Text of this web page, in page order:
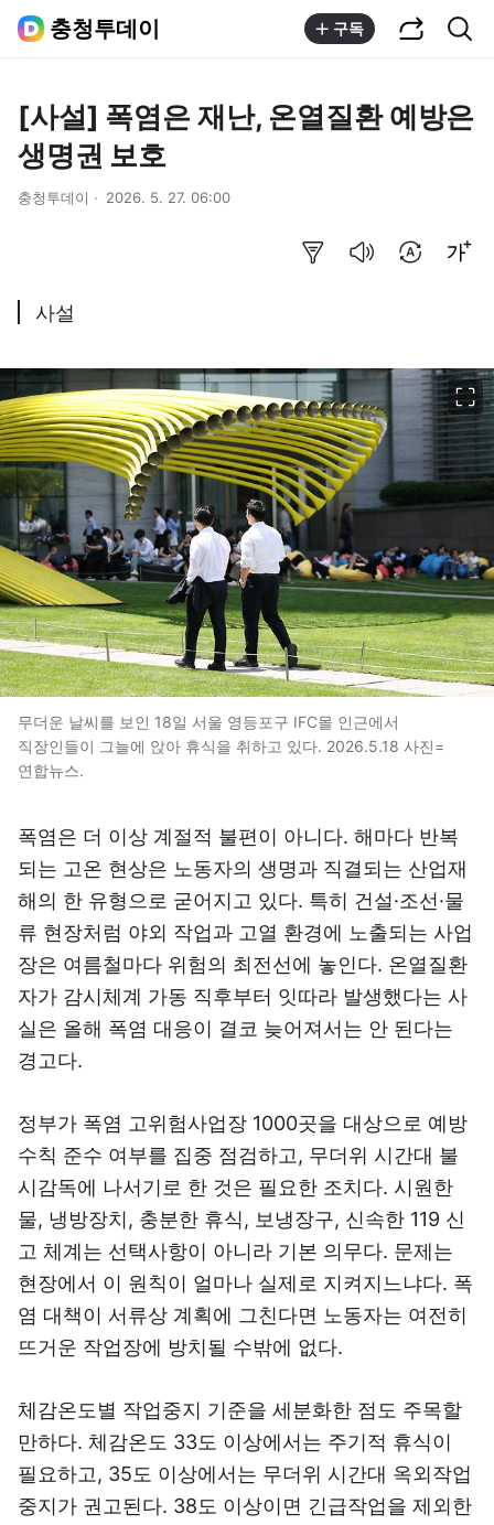
충청투데이 구독
[사설] 폭염은 재난, 온열질환 예방은
생명권 보호
충청투데이 2026. 5. 27. 06:00
사설
무더운 날씨를 보인 18일 서울 영등포구 IFC몰 인근에서
직장인들이 그늘에 앉아 휴식을 취하고 있다. 2026.5.18 사진=
연합뉴스.
폭염은 더 이상 계절적 불편이 아니다. 해마다 반복
되는 고온 현상은 노동자의 생명과 직결되는 산업재
해의 한 유형으로 굳어지고 있다. 특히 건설·조선·물
류 현장처럼 야외 작업과 고열 환경에 노출되는 사업
장은 여름철마다 위험의 최전선에 놓인다. 온열질환
자가 감시체계 가동 직후부터 잇따라 발생했다는 사
실은 올해 폭염 대응이 결코 늦어져서는 안 된다는
경고다.
정부가 폭염 고위험사업장 1000곳을 대상으로 예방
수칙 준수 여부를 집중 점검하고, 무더위 시간대 불
시감독에 나서기로 한 것은 필요한 조치다. 시원한
물, 냉방장치, 충분한 휴식, 보냉장구, 신속한 119 신
고 체계는 선택사항이 아니라 기본 의무다. 문제는
현장에서 이 원칙이 얼마나 실제로 지켜지느냐다. 폭
염 대책이 서류상 계획에 그친다면 노동자는 여전히
뜨거운 작업장에 방치될 수밖에 없다.
체감온도별 작업중지 기준을 세분화한 점도 주목할
만하다. 체감온도 33도 이상에서는 주기적 휴식이
필요하고, 35도 이상에서는 무더위 시간대 옥외작업
중지가 권고된다. 38도 이상이면 긴급작업을 제외한